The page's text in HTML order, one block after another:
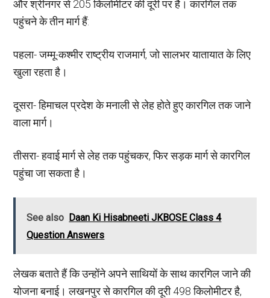
और श्रीनगर से 205 किलोमीटर की दूरी पर है। कारगिल तक
पहुंचने के तीन मार्ग हैं:
पहला- जम्मू-कश्मीर राष्ट्रीय राजमार्ग, जो सालभर यातायात के लिए
खुला रहता है।
दूसरा- हिमाचल प्रदेश के मनाली से लेह होते हुए कारगिल तक जाने
वाला मार्ग।
तीसरा- हवाई मार्ग से लेह तक पहुंचकर, फिर सड़क मार्ग से कारगिल
पहुंचा जा सकता है।
See also Daan Ki Hisabneeti JKBOSE Class 4
Question Answers
लेखक बताते हैं कि उन्होंने अपने साथियों के साथ कारगिल जाने की
योजना बनाई। लखनपुर से कारगिल की दूरी 498 किलोमीटर है,